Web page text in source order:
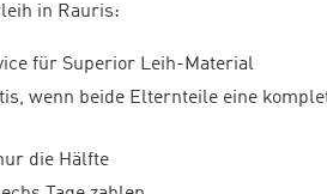
in Rauris:
für Superior Leih-Material
wenn beide Elternteile eine
die Hälfte